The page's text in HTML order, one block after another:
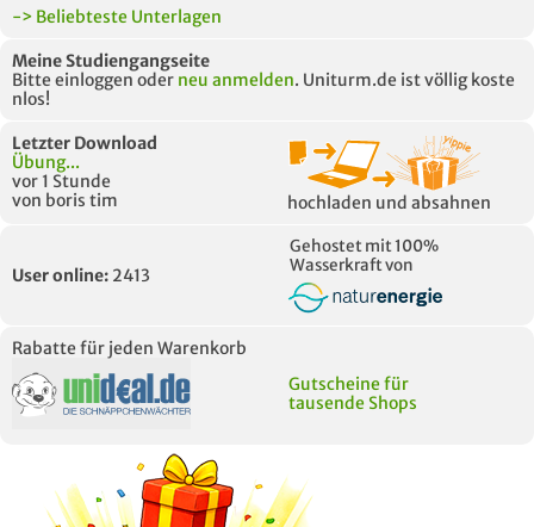
-> Beliebteste Unterlagen
Meine Studiengangseite
Bitte einloggen oder neu anmelden. Uniturm.de ist völlig koste
nlos!
Letzter Download
Übung...
vor 1 Stunde
von boris tim
hochladen und absahnen
User online: 2413
Gehostet mit 100%
Wasserkraft von
Rabatte für jeden Warenkorb
Gutscheine für
tausende Shops